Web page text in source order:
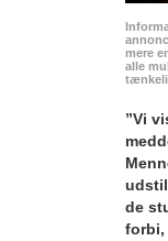
mere
alle
”Vi
de
forbi,